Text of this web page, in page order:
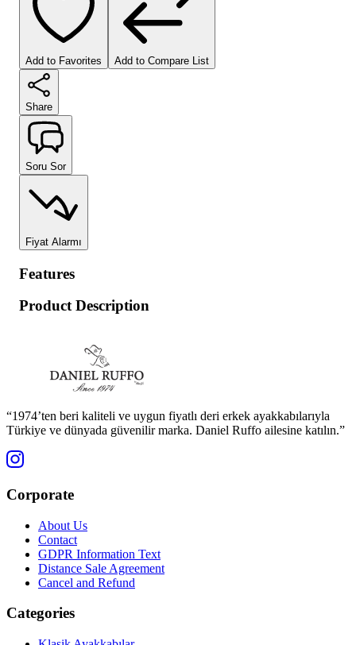
Add to Favorites Add to Compare List
Share
Soru Sor
Fiyat Alarmı
Features
Product Description
“1974’ten beri kaliteli ve uygun fiyatlı deri erkek ayakkabılarıyla
Türkiye ve dünyada güvenilir marka. Daniel Ruffo ailesine katılın.”
Corporate
About Us
Contact
GDPR Information Text
Distance Sale Agreement
Cancel and Refund
Categories